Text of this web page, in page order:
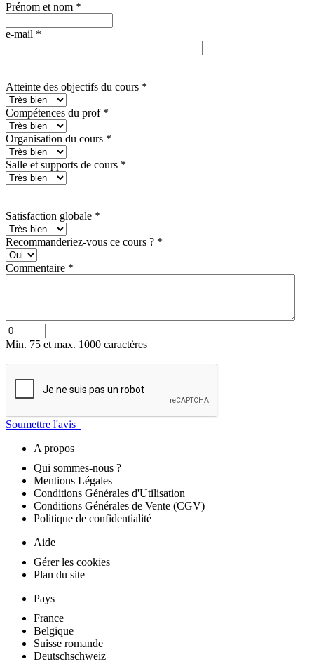
Prénom et nom *
e-mail *
Atteinte des objectifs du cours *
Compétences du prof *
Organisation du cours *
Salle et supports de cours *
Satisfaction globale *
Recommanderiez-vous ce cours ? *
Commentaire *
Min. 75 et max. 1000 caractères
Soumettre l'avis
A propos
Qui sommes-nous ?
Mentions Légales
Conditions Générales d'Utilisation
Conditions Générales de Vente (CGV)
Politique de confidentialité
Aide
Gérer les cookies
Plan du site
Pays
France
Belgique
Suisse romande
Deutschschweiz